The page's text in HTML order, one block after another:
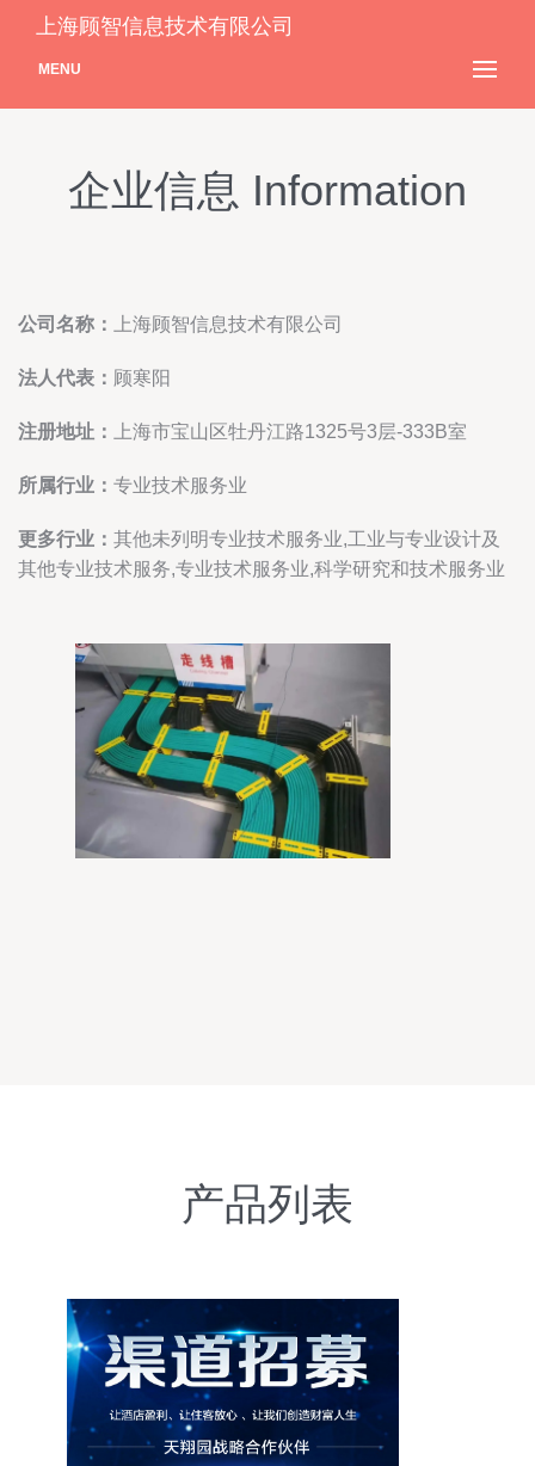
上海顾智信息技术有限公司
MENU
企业信息 Information
公司名称： 上海顾智信息技术有限公司
法人代表： 顾寒阳
注册地址： 上海市宝山区牡丹江路1325号3层-333B室
所属行业： 专业技术服务业
更多行业： 其他未列明专业技术服务业,工业与专业设计及
其他专业技术服务,专业技术服务业,科学研究和技术服务业
产品列表